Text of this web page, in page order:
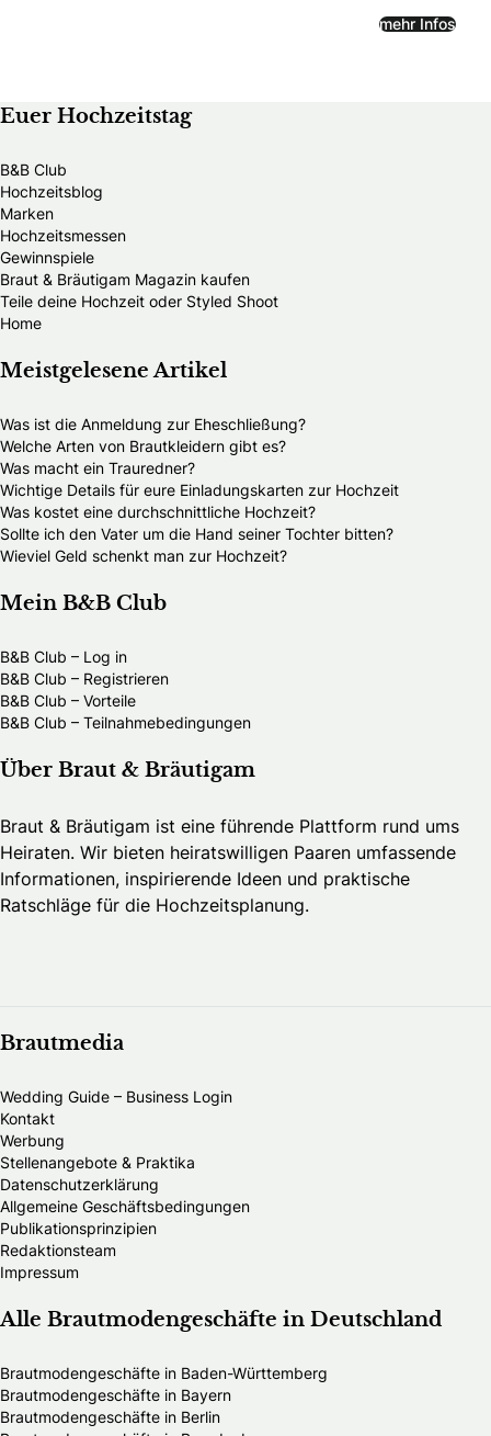
mehr Infos
Euer Hochzeitstag
B&B Club
Hochzeitsblog
Marken
Hochzeitsmessen
Gewinnspiele
Braut & Bräutigam Magazin kaufen
Teile deine Hochzeit oder Styled Shoot
Home
Meistgelesene Artikel
Was ist die Anmeldung zur Eheschließung?
Welche Arten von Brautkleidern gibt es?
Was macht ein Trauredner?
Wichtige Details für eure Einladungskarten zur Hochzeit
Was kostet eine durchschnittliche Hochzeit?
Sollte ich den Vater um die Hand seiner Tochter bitten?
Wieviel Geld schenkt man zur Hochzeit?
Mein B&B Club
B&B Club – Log in
B&B Club – Registrieren
B&B Club – Vorteile
B&B Club – Teilnahmebedingungen
Über Braut & Bräutigam
Braut & Bräutigam ist eine führende Plattform rund ums
Heiraten. Wir bieten heiratswilligen Paaren umfassende
Informationen, inspirierende Ideen und praktische
Ratschläge für die Hochzeitsplanung.
Brautmedia
Wedding Guide – Business Login
Kontakt
Werbung
Stellenangebote & Praktika
Datenschutzerklärung
Allgemeine Geschäftsbedingungen
Publikationsprinzipien
Redaktionsteam
Impressum
Alle Brautmodengeschäfte in Deutschland
Brautmodengeschäfte in Baden-Württemberg
Brautmodengeschäfte in Bayern
Brautmodengeschäfte in Berlin